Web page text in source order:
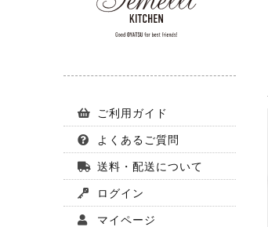
ご利用ガイド
よくあるご質問
送料・配送について
ログイン
マイページ